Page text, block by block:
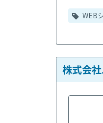
WEB
株式会